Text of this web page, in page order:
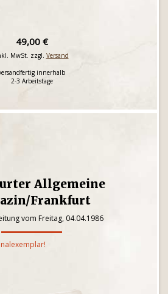
49,00 €
MwSt. zzgl. Versand
innerhalb
2-3 Arbeitstage
Allgemeine
Frankfurt
vom Freitag, 04.04.1986